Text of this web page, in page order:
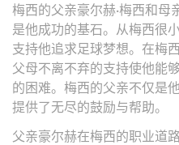
梅西的父亲豪尔赫·梅西和母
是他成功的基石。从梅西很
支持他追求足球梦想。在梅
父母不离不弃的支持使他能
的困难。梅西的父亲不仅是
提供了无尽的鼓励与帮助。
父亲豪尔赫在梅西的职业道